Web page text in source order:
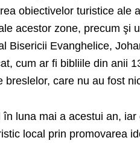
obiectivelor turistice ale
acestor zone, precum şi
Bisericii Evanghelice,
cum ar fi bibliile din anii
breslelor, care nu au fost
luna mai a acestui an,
local prin promovarea